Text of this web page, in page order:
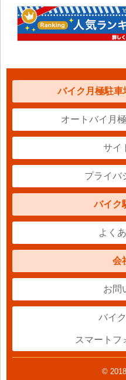
バイク月極駐車
オートバイ月
サイ
プライバ
バイク
よく
会
お問
バイ
スマートフ
©